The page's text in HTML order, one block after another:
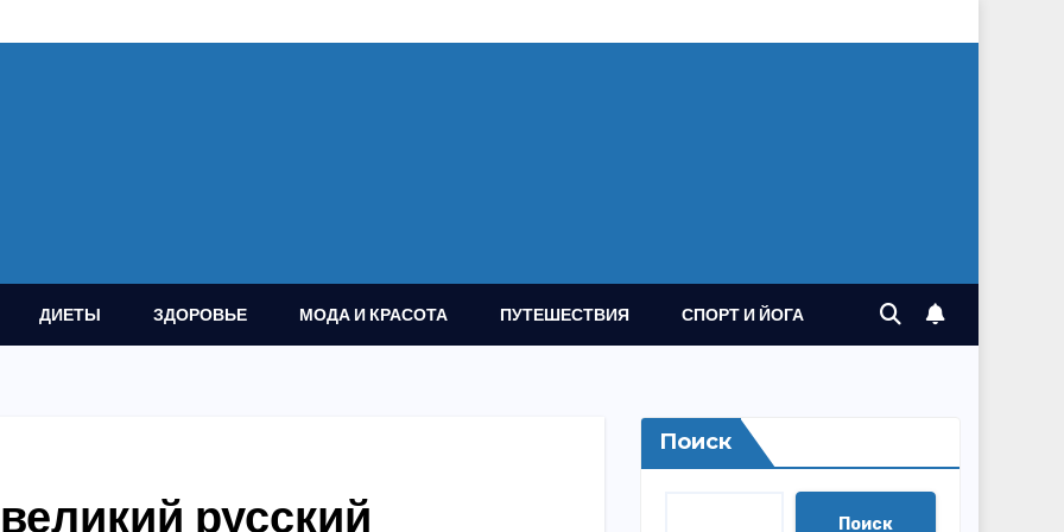
ДИЕТЫ ЗДОРОВЬЕ МОДА И КРАСОТА ПУТЕШЕСТВИЯ СПОРТ И ЙОГА
русский
Поиск
Поиск